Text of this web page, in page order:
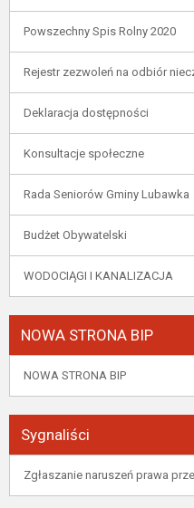
Powszechny Spis Rolny 2020
Rejestr zezwoleń na odbiór
Deklaracja dostępności
Konsultacje społeczne
Rada Seniorów Gminy Lubawka
Budżet Obywatelski
WODOCIĄGI I KANALIZACJA
NOWA STRONA BIP
NOWA STRONA BIP
Sygnaliści
Zgłaszanie naruszeń prawa